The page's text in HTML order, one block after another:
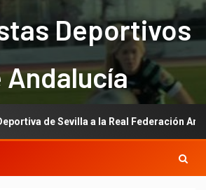
Deportivos
Andalucía
de Sevilla a la Real Federación Andaluza